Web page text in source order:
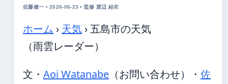
佐藤健一 • 2026-06-23 • 監修 渡辺 結衣
ホーム › 天気 ›五島市の天気
（雨雲レーダー）
文・ Aoi Watanabe （お問い合わせ） ・ 佐